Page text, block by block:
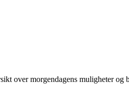
over morgendagens muligheter og